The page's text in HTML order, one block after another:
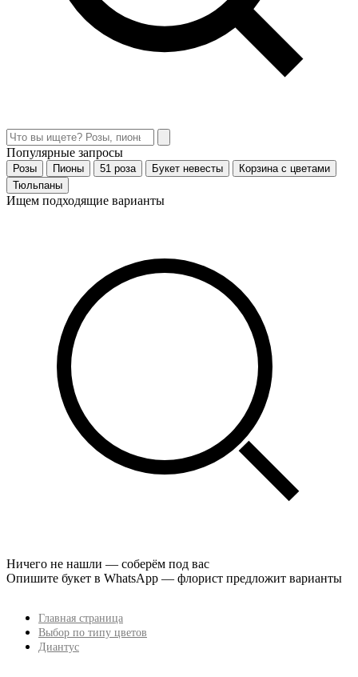
Популярные запросы
Розы Пионы 51 роза Букет невесты
Корзина с цветами
Тюльпаны
Ищем подходящие варианты
Ничего не нашли — соберём под вас
Опишите букет в WhatsApp — флорист предложит варианты
Главная страница
Выбор по типу цветов
Диантус